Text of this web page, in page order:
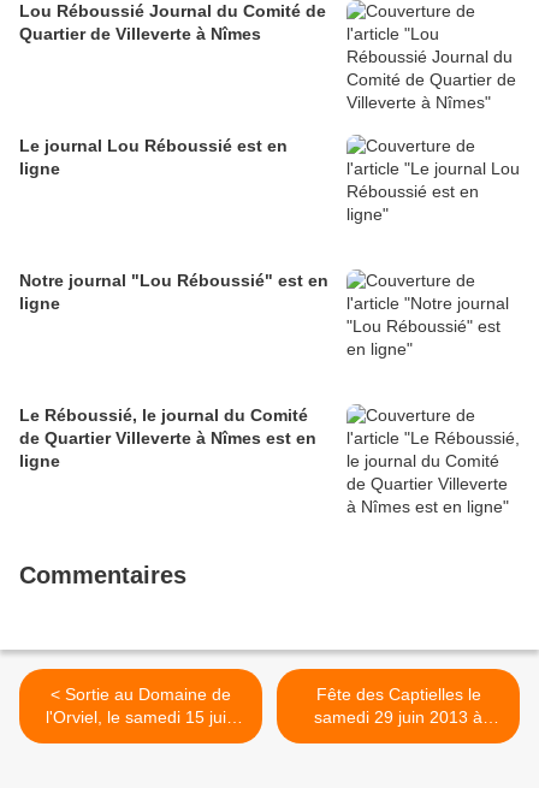
Lou Réboussié Journal du Comité de
Quartier de Villeverte à Nîmes
Le journal Lou Réboussié est en
ligne
Notre journal "Lou Réboussié" est en
ligne
Le Réboussié, le journal du Comité
de Quartier Villeverte à Nîmes est en
ligne
Commentaires
< Sortie au Domaine de
l'Orviel, le samedi 15 juin
2013
Fête des Captielles le
samedi 29 juin 2013 à
Villeverte Nîmes >